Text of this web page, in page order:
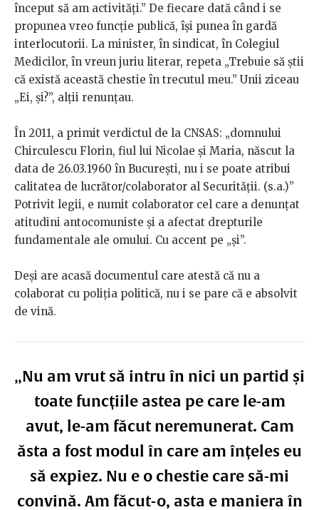
început să am activități.” De fiecare dată când i se
propunea vreo funcție publică, își punea în gardă
interlocutorii. La minister, în sindicat, în Colegiul
Medicilor, în vreun juriu literar, repeta „Trebuie să știi
că există această chestie în trecutul meu.” Unii ziceau
„Ei, și?”, alții renunțau.
În 2011, a primit verdictul de la CNSAS: „domnului
Chirculescu Florin, fiul lui Nicolae și Maria, născut la
data de 26.03.1960 în București, nu i se poate atribui
calitatea de lucrător/colaborator al Securității. (s.a.)”
Potrivit legii, e numit colaborator cel care a denunțat
atitudini antocomuniste și a afectat drepturile
fundamentale ale omului. Cu accent pe „și”.
Deși are acasă documentul care atestă că nu a
colaborat cu poliția politică, nu i se pare că e absolvit
de vină.
„Nu am vrut să intru în nici un partid și
toate funcțiile astea pe care le-am
avut, le-am făcut neremunerat. Cam
ăsta a fost modul în care am înțeles eu
să expiez. Nu e o chestie care să-mi
convină. Am făcut-o, asta e maniera în